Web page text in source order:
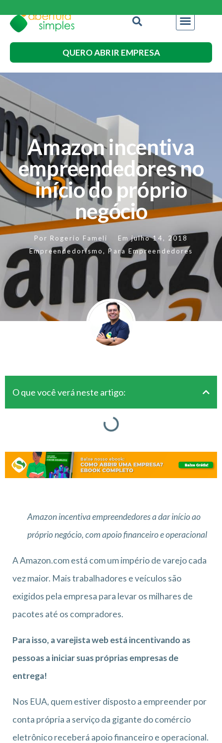
QUERO ABRIR EMPRESA
Amazon incentiva
empreendedores no
início do próprio
negócio
Por Rogerio Fameli Em julho 14, 2018
Empreendedorismo,Para Empreendedores
O que você verá neste artigo:
Amazon incentiva empreendedores a dar início ao
próprio negócio, com apoio financeiro e operacional
A Amazon.com está com um império de varejo cada
vez maior. Mais trabalhadores e veículos são
exigidos pela empresa para levar os milhares de
pacotes até os compradores.
Para isso, a varejista web está incentivando as
pessoas a iniciar suas próprias empresas de
entrega!
Nos EUA, quem estiver disposto a empreender por
conta própria a serviço da gigante do comércio
eletrônico receberá apoio financeiro e operacional.